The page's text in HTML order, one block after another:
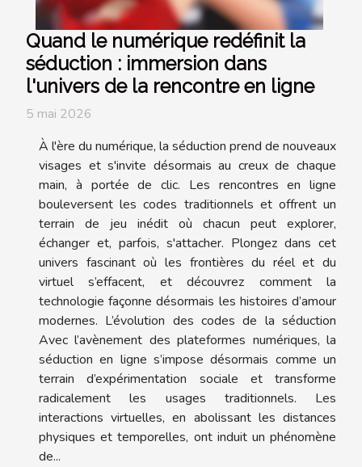
Quand le numérique redéfinit la
séduction : immersion dans
l'univers de la rencontre en ligne
5 mai 2026
À l'ère du numérique, la séduction prend de nouveaux
visages et s'invite désormais au creux de chaque
main, à portée de clic. Les rencontres en ligne
bouleversent les codes traditionnels et offrent un
terrain de jeu inédit où chacun peut explorer,
échanger et, parfois, s'attacher. Plongez dans cet
univers fascinant où les frontières du réel et du
virtuel s’effacent, et découvrez comment la
technologie façonne désormais les histoires d’amour
modernes. L’évolution des codes de la séduction
Avec l’avènement des plateformes numériques, la
séduction en ligne s’impose désormais comme un
terrain d’expérimentation sociale et transforme
radicalement les usages traditionnels. Les
interactions virtuelles, en abolissant les distances
physiques et temporelles, ont induit un phénomène
de...